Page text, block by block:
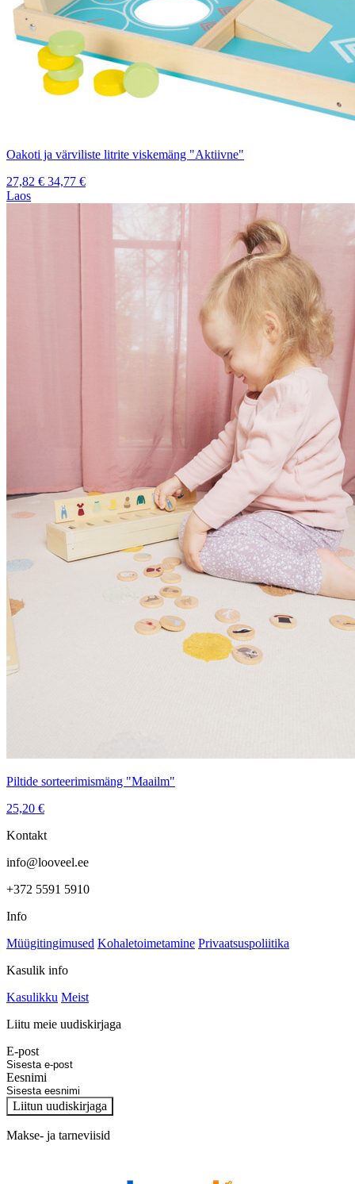
Oakoti ja värviliste litrite viskemäng "Aktiivne"
27,82 € 34,77 €
Laos
Piltide sorteerimismäng "Maailm"
25,20 €
Kontakt
info@looveel.ee
+372 5591 5910
Info
Müügitingimused Kohaletoimetamine Privaatsuspoliitika
Kasulik info
Kasulikku Meist
Liitu meie uudiskirjaga
E-post
Eesnimi
Liitun uudiskirjaga
Makse- ja tarneviisid